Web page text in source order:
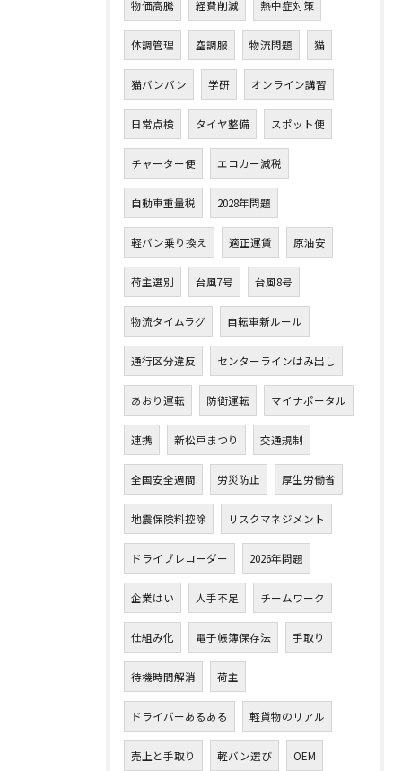
物価高騰 経費削減 熱中症対策
体調管理 空調服 物流問題 猫
猫バンバン 学研 オンライン講習
日常点検 タイヤ整備 スポット便
チャーター便 エコカー減税
自動車重量税 2028年問題
軽バン乗り換え 適正運賃 原油安
荷主選別 台風7号 台風8号
物流タイムラグ 自転車新ルール
通行区分違反 センターラインはみ出し
あおり運転 防衛運転 マイナポータル
連携 新松戸まつり 交通規制
全国安全週間 労災防止 厚生労働省
地震保険料控除 リスクマネジメント
ドライブレコーダー 2026年問題
企業はい 人手不足 チームワーク
仕組み化 電子帳簿保存法 手取り
待機時間解消 荷主
ドライバーあるある 軽貨物のリアル
売上と手取り 軽バン選び OEM